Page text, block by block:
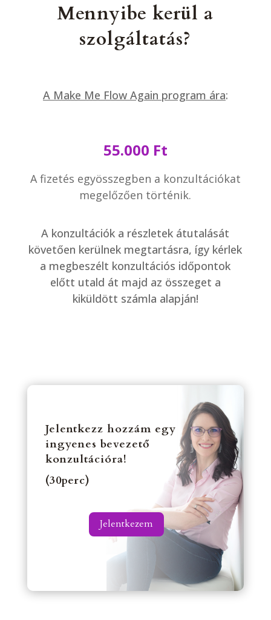
Mennyibe kerül a
szolgáltatás?
A Make Me Flow Again program ára:
55.000 Ft
A fizetés egyösszegben a konzultációkat
megelőzően történik.
A konzultációk a részletek átutalását
követően kerülnek megtartásra, így kérlek
a megbeszélt konzultációs időpontok
előtt utald át majd az összeget a
kiküldött számla alapján!
Jelentkezz hozzám egy
ingyenes bevezető
konzultációra!
(30perc)
Jelentkezem